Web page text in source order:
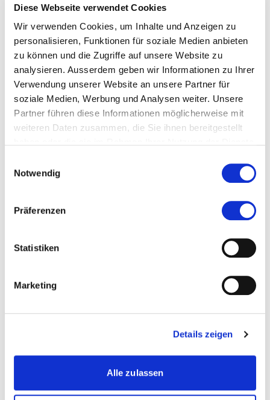
Diese Webseite verwendet Cookies
Wir verwenden Cookies, um Inhalte und Anzeigen zu
personalisieren, Funktionen für soziale Medien anbieten
zu können und die Zugriffe auf unsere Website zu
analysieren. Ausserdem geben wir Informationen zu Ihrer
Verwendung unserer Website an unsere Partner für
soziale Medien, Werbung und Analysen weiter. Unsere
Partner führen diese Informationen möglicherweise mit
weiteren Daten zusammen, die Sie ihnen bereitgestellt
Notwendig
Präferenzen
Statistiken
Marketing
Details zeigen
Alle zulassen
043 222 63 04
Zur Merkliste hinzufügen
Themen, die der Person zugeordnet sind:
Alter
Chronisch krank
Nursing